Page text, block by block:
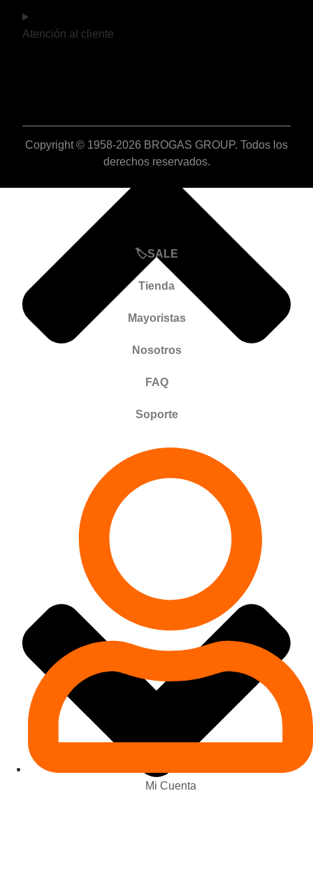
Atención al cliente
Copyright © 1958-2026 BROGAS GROUP. Todos los
derechos reservados.
🏷️SALE
Tienda
Mayoristas
Nosotros
FAQ
Soporte
Mi Cuenta